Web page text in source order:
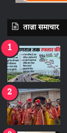
ताज़ा समाचार